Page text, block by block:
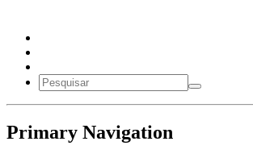
Primary Navigation